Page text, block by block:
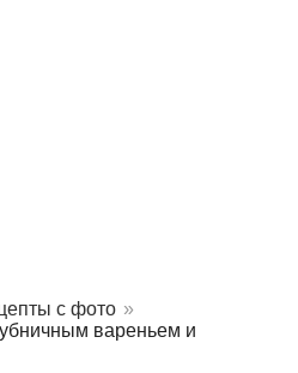
с фото »
вареньем и